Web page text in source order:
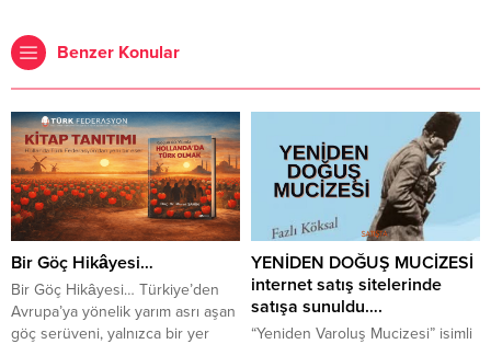
Benzer Konular
Bir Göç Hikâyesi…
Bir Göç Hikâyesi… Türkiye’den
Avrupa’ya yönelik yarım asrı aşan
göç serüveni, yalnızca bir yer
YENİDEN DOĞUŞ MUCİZESİ
internet satış sitelerinde
satışa sunuldu….
“Yeniden Varoluş Mucizesi” isimli